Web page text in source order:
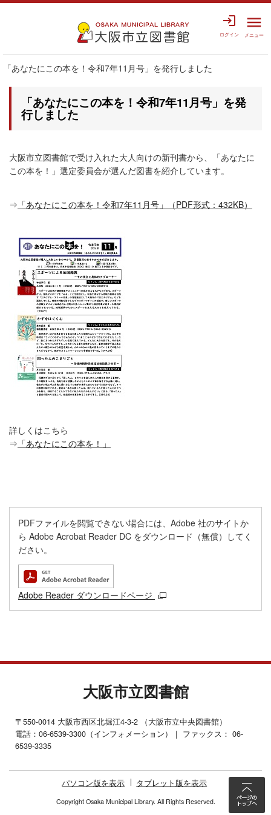
login
ログイン
menu
メニュー
「あなたにこの本を！令和7年11月号」を発行しました
「あなたにこの本を！令和7年11月号」を発
行しました
大阪市立図書館で受け入れた大人向けの新刊書から、「あなたに
この本を！」選定委員会が選んだ図書を紹介しています。
⇒ 「あなたにこの本を！令和7年11月号」（PDF形式：432KB）
詳しくはこちら
⇒ 「あなたにこの本を！」
PDFファイルを閲覧できない場合には、Adobe 社のサイトか
ら Adobe Acrobat Reader DC をダウンロード（無償）してく
ださい。
Adobe Reader ダウンロードページ
大阪市立図書館
〒550-0014 大阪市西区北堀江4-3-2 （大阪市立中央図書館）
電話：06-6539-3300（インフォメーション）｜ ファックス： 06-
6539-3335
パソコン版を表示 タブレット版を表示
Copyright Osaka Municipal Library. All Rights Reserved.